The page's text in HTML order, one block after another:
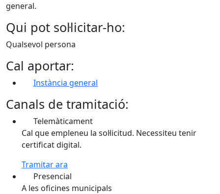
general.
Qui pot sol·licitar-ho:
Qualsevol persona
Cal aportar:
Instància general
Canals de tramitació:
Telemàticament
Cal que empleneu la sol·licitud. Necessiteu tenir
certificat digital.
Tramitar ara
Presencial
A les oficines municipals